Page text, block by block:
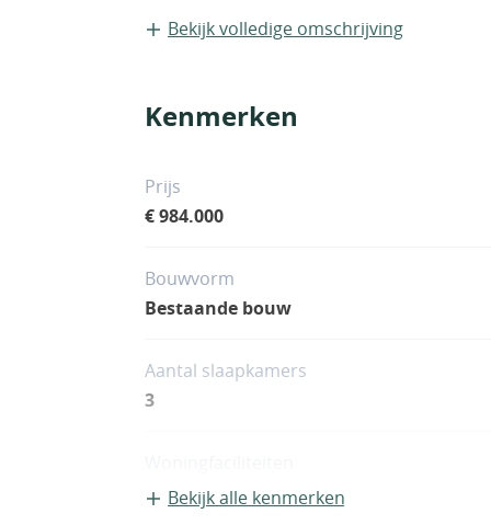
Bekijk volledige omschrijving
Kenmerken
Prijs
€ 984.000
Bouwvorm
Bestaande bouw
Aantal slaapkamers
3
Zwembad
Bekijk alle kenmerken